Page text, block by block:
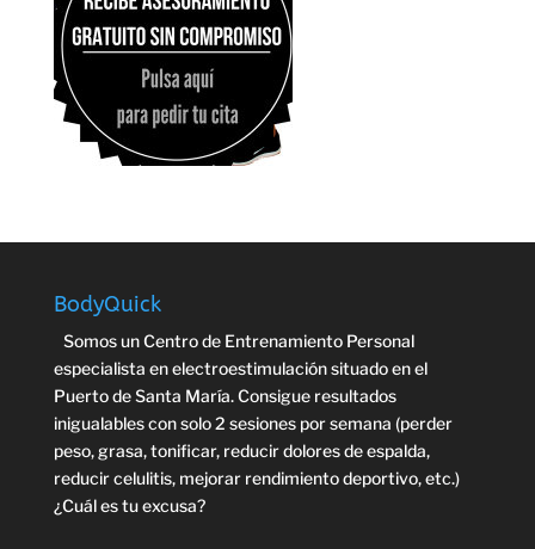
BodyQuick
Somos un Centro de Entrenamiento Personal
especialista en electroestimulación situado en el
Puerto de Santa María. Consigue resultados
inigualables con solo 2 sesiones por semana (perder
peso, grasa, tonificar, reducir dolores de espalda,
reducir celulitis, mejorar rendimiento deportivo, etc.)
¿Cuál es tu excusa?